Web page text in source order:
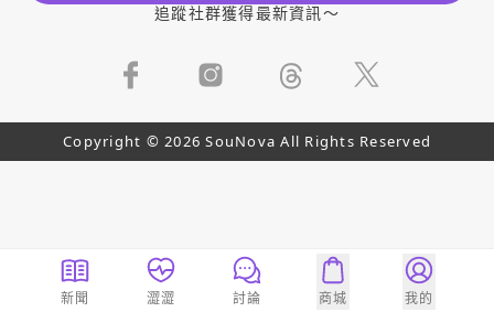
追蹤社群獲得最新資訊～
Copyright © 2026 SouNova All Rights Reserved
新聞 澀澀 討論 商城 我的